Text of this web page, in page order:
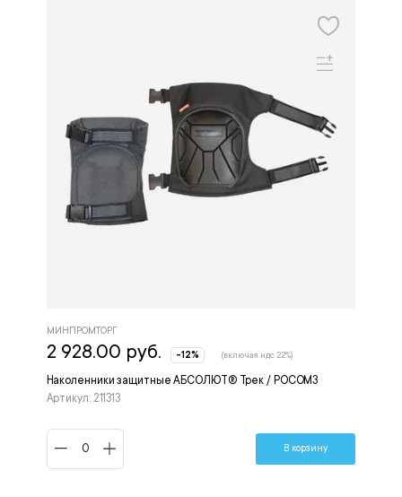
Наколенники защитные АБСОЛЮТ® Трек / РОСОМЗ
Артикул: 211313
МИНПРОМТОРГ
2 928.00 руб. -12% (включая ндс 22%)
В корзину